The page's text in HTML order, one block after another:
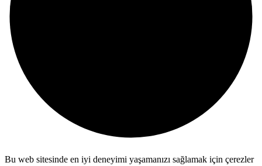
Bu web sitesinde en iyi deneyimi yaşamanızı sağlamak için çerezler